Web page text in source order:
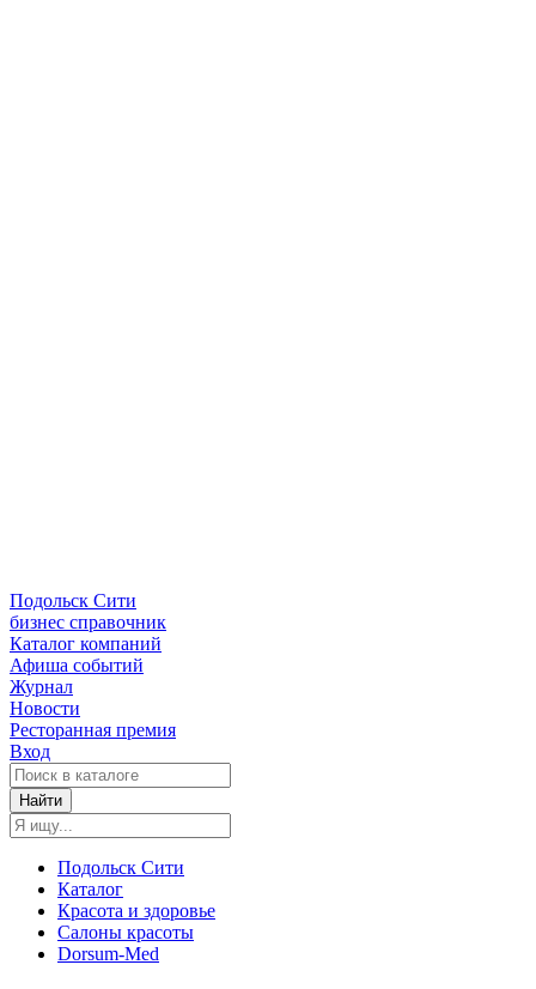
Подольск Сити
бизнес справочник
Каталог компаний
Афиша событий
Журнал
Новости
Ресторанная премия
Вход
Найти
Подольск Сити
Каталог
Красота и здоровье
Салоны красоты
Dorsum-Med